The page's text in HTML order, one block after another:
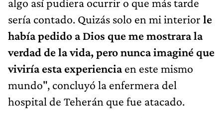
sería contado. Quizás solo en mi interior le
había pedido a Dios que me mostrara la
verdad de la vida, pero nunca imaginé que
viviría esta experienciaen este mismo
mundo", concluyó la enfermera del
hospital de Teherán que fue atacado.